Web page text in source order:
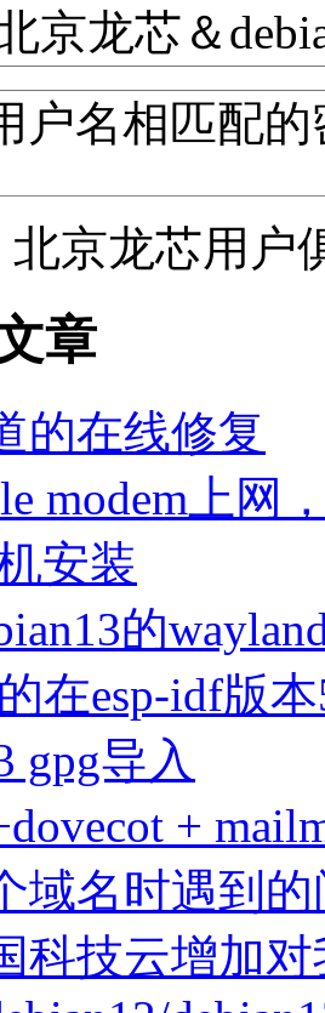
京龙芯＆
户名相匹配的
北京龙芯用户
章
的在线修复
modem上网
安装
的
在esp-idf版
gpg导入
+
域名时遇到
科技云增加